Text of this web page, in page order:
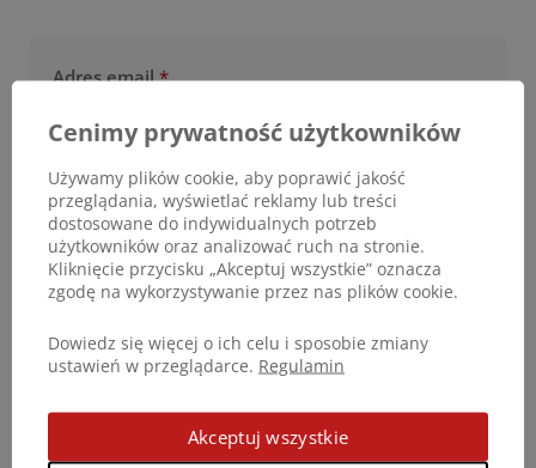
Adres email*Wymagane
Na adres e-mail zostanie wysłany odnośnik do
ustawienia nowego hasła.
Twoje dane osobowe zostaną użyte do obsługi
twojej wizyty na naszej stronie, zarządzania
dostępem do twojego konta i dla innych celów
Przeczytałem/am i akceptuję
Cenimy prywatność użytkowników
Używamy plików cookie, aby poprawić jakość
przeglądania, wyświetlać reklamy lub treści
dostosowane do indywidualnych potrzeb
użytkowników oraz analizować ruch na stronie.
Kliknięcie przycisku „Akceptuj wszystkie” oznacza
zgodę na wykorzystywanie przez nas plików cookie.
Dowiedz się więcej o ich celu i sposobie zmiany
ustawień w przeglądarce. Regulamin
Akceptuj wszystkie